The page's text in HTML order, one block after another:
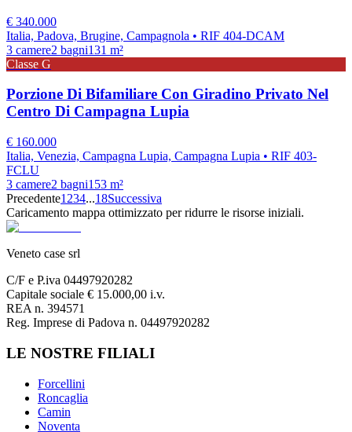
€ 340.000
Italia, Padova, Brugine, Campagnola • RIF 404-DCAM
3 camere2 bagni131 m²
Classe G
Porzione Di Bifamiliare Con Giradino Privato Nel
Centro Di Campagna Lupia
€ 160.000
Italia, Venezia, Campagna Lupia, Campagna Lupia • RIF 403-
FCLU
3 camere2 bagni153 m²
Precedente1 234...18Successiva
Caricamento mappa ottimizzato per ridurre le risorse iniziali.
Veneto case srl
C/F e P.iva 04497920282
Capitale sociale € 15.000,00 i.v.
REA n. 394571
Reg. Imprese di Padova n. 04497920282
LE NOSTRE FILIALI
Forcellini
Roncaglia
Camin
Noventa